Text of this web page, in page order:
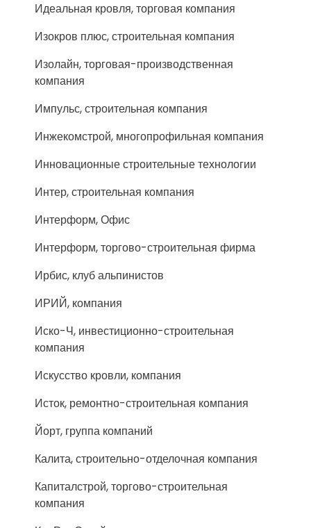
Идеальная кровля, торговая компания
Изокров плюс, строительная компания
Изолайн, торговая-производственная
компания
Импульс, строительная компания
Инжекомстрой, многопрофильная компания
Инновационные строительные технологии
Интер, строительная компания
Интерформ, Офис
Интерформ, торгово-строительная фирма
Ирбис, клуб альпинистов
ИРИЙ, компания
Иско-Ч, инвестиционно-строительная
компания
Искусство кровли, компания
Исток, ремонтно-строительная компания
Йорт, группа компаний
Калита, строительно-отделочная компания
Капиталстрой, торгово-строительная
компания